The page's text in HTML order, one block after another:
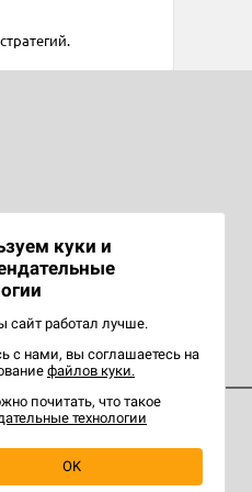
куки и
сайт работал лучше.
с нами, вы соглашаетесь на
файлов куки.
почитать, что такое
технологии
OK